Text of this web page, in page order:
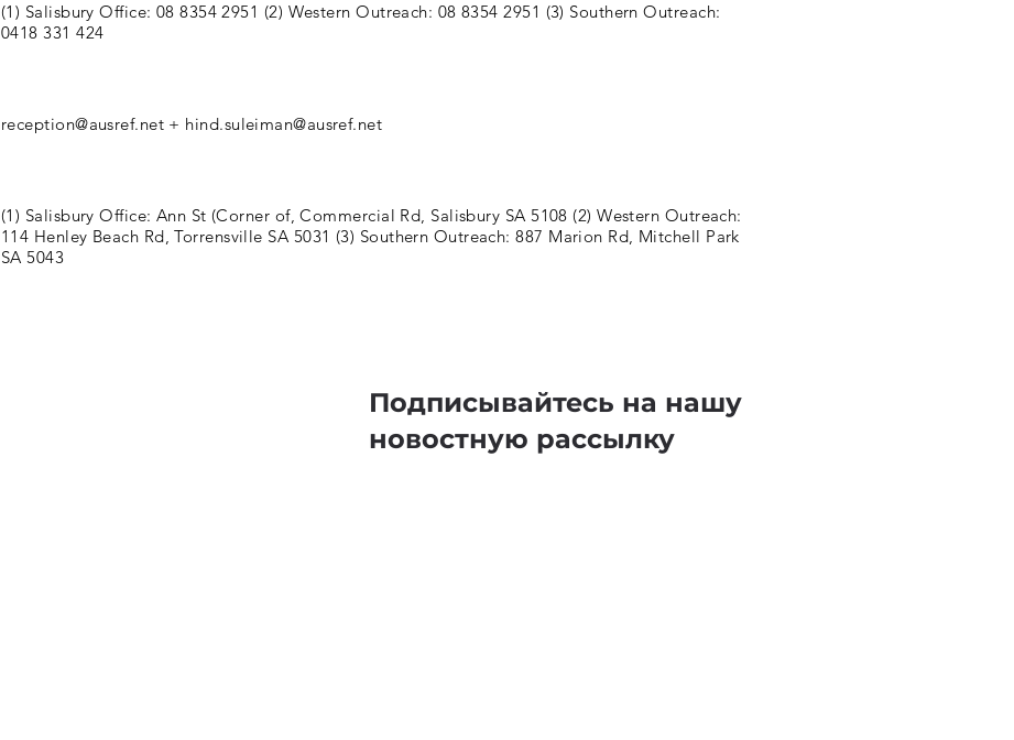
(1) Salisbury Office: 08 8354 2951 (2) Western Outreach: 08 8354 2951 (3) Southern Outreach:
0418 331 424
reception@ausref.net + hind.suleiman@ausref.net
(1) Salisbury Office: Ann St (Corner of, Commercial Rd, Salisbury SA 5108 (2) Western Outreach:
114 Henley Beach Rd, Torrensville SA 5031 (3) Southern Outreach: 887 Marion Rd, Mitchell Park
SA 5043
Подписывайтесь на нашу
новостную рассылку